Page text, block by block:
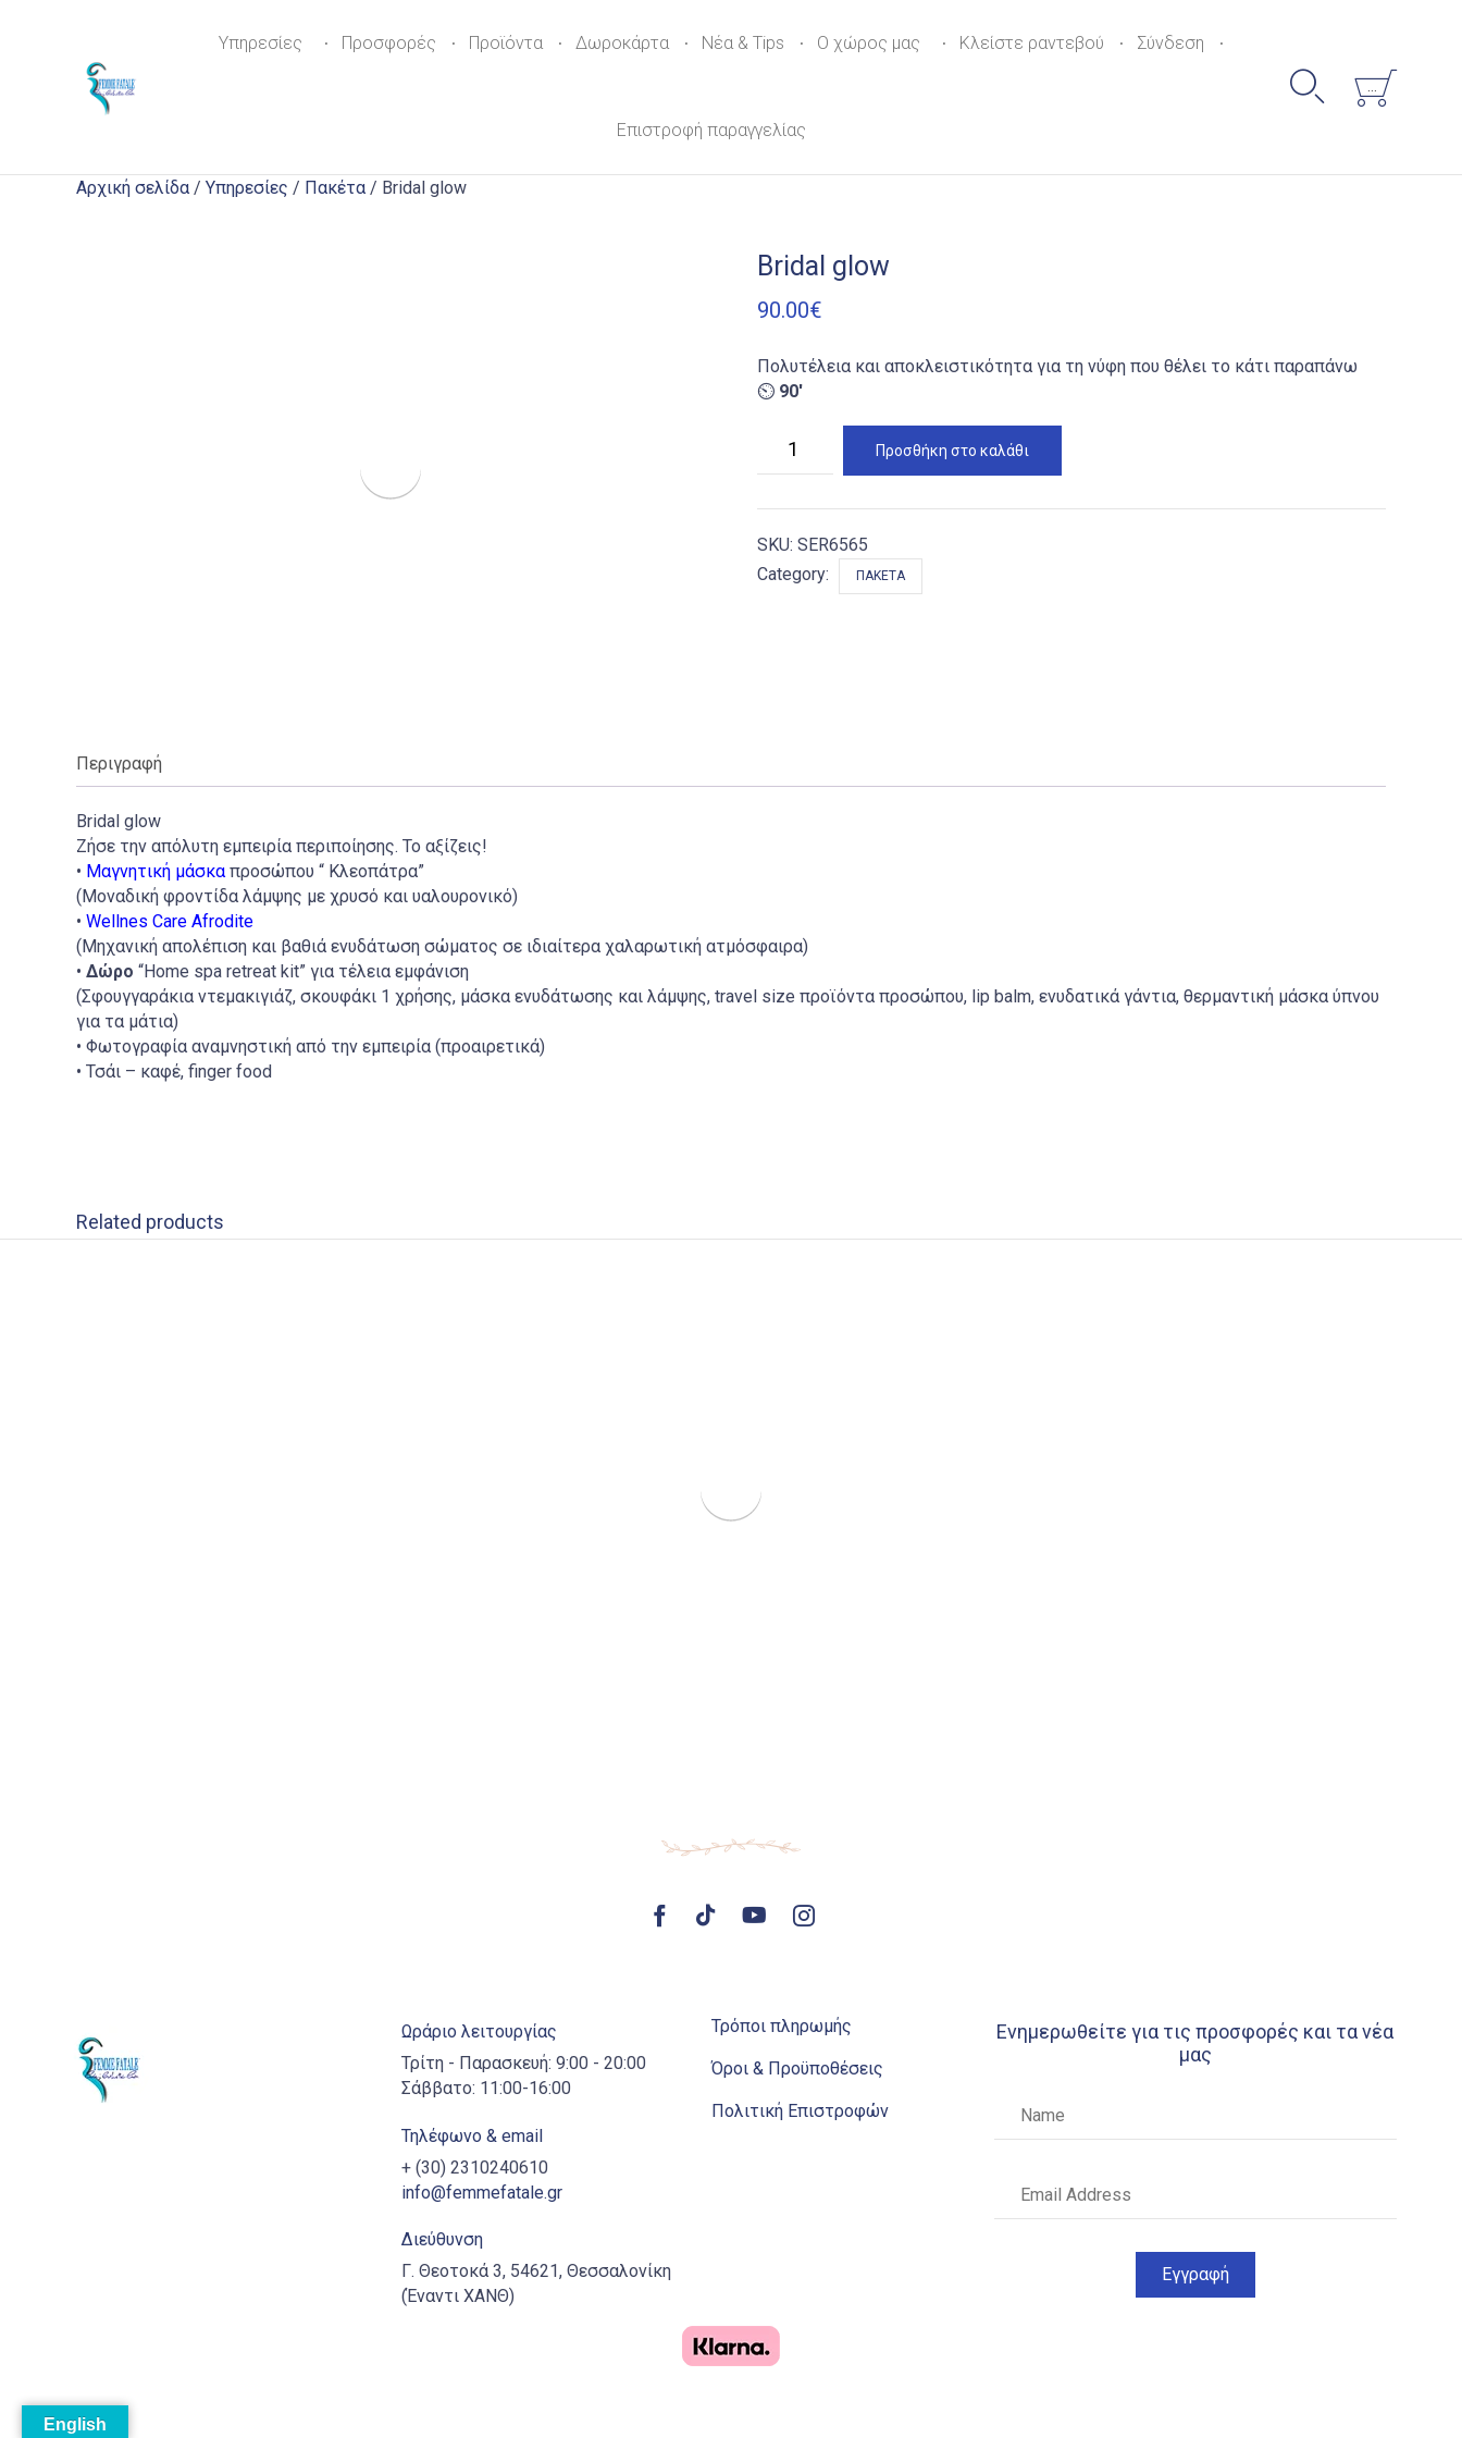
Υπηρεσίες Προσφορές Προϊόντα Δωροκάρτα Νέα & Tips Ο χώρος μας Κλείστε ραντεβού Σύνδεση
Επιστροφή παραγγελίας
 
...
Αρχική σελίδα / Υπηρεσίες / Πακέτα / Bridal glow
Bridal glow
90.00€
Πολυτέλεια και αποκλειστικότητα για τη νύφη που θέλει το κάτι παραπάνω
⏲ 90′
Προσθήκη στο καλάθι
SKU:SER6565
Category:
ΠΑΚΈΤΑ
Περιγραφή
Bridal glow
Ζήσε την απόλυτη εμπειρία περιποίησης. Το αξίζεις!
• Μαγνητική μάσκα προσώπου “ Κλεοπάτρα”
(Μοναδική φροντίδα λάμψης με χρυσό και υαλουρονικό)
• Wellnes Care Afrodite
(Mηχανική απολέπιση και βαθιά ενυδάτωση σώματος σε ιδιαίτερα χαλαρωτική ατμόσφαιρα)
• Δώρο “Home spa retreat kit” για τέλεια εμφάνιση
(Σφουγγαράκια ντεμακιγιάζ, σκουφάκι 1 χρήσης, μάσκα ενυδάτωσης και λάμψης, travel size προϊόντα προσώπου, lip balm, ενυδατικά γάντια, θερμαντική μάσκα ύπνου
για τα μάτια)
• Φωτογραφία αναμνηστική από την εμπειρία (προαιρετικά)
• Τσάι – καφέ, finger food
Related products
Ωράριο λειτουργίας
Τρίτη - Παρασκευή: 9:00 - 20:00
Σάββατο: 11:00-16:00
Τηλέφωνο & email
+ (30) 2310240610
info@femmefatale.gr
Διεύθυνση
Γ. Θεοτοκά 3, 54621, Θεσσαλονίκη
(Έναντι ΧΑΝΘ)
Τρόποι πληρωμής
Όροι & Προϋποθέσεις
Πολιτική Επιστροφών
Ενημερωθείτε για τις προσφορές και τα νέα
μας
Εγγραφή
English